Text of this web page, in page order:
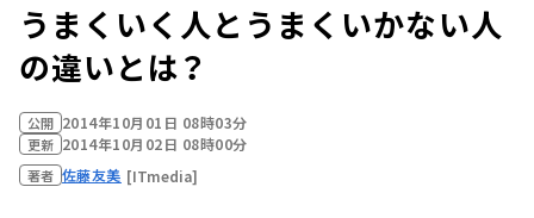
うまくいく人とうまくいかない人
の違いとは？
公開 2014年10月01日 08時03分
更新 2014年10月02日 08時00分
著者 佐藤友美 [ITmedia]